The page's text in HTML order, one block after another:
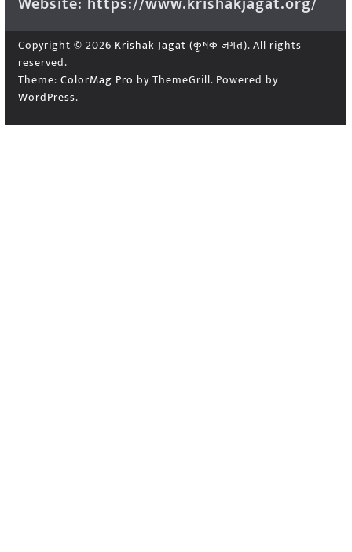
Copyright © 2026 Krishak Jagat (कृषक जगत). All rights
reserved.
Theme: ColorMag Pro by ThemeGrill. Powered by
WordPress.